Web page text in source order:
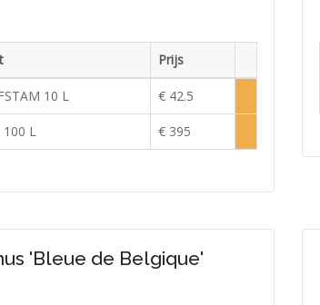
Prijs
Voorraad
10 L € 42.5
100 L € 395
'Bleue de Belgique'